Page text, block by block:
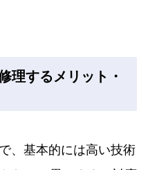
理するメリット・
、基本的には高い技術